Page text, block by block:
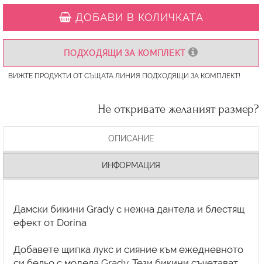
ДОБАВИ В КОЛИЧКАТА
ПОДХОДЯЩИ ЗА КОМПЛЕКТ
ВИЖТЕ ПРОДУКТИ ОТ СЪЩАТА ЛИНИЯ ПОДХОДЯЩИ ЗА КОМПЛЕКТ!
Не откривате желаният размер?
ОПИСАНИЕ
ИНФОРМАЦИЯ
Дамски бикини Grady с нежна дантела и блестящ
ефект от Dorina
Добавете щипка лукс и сияние към ежедневното